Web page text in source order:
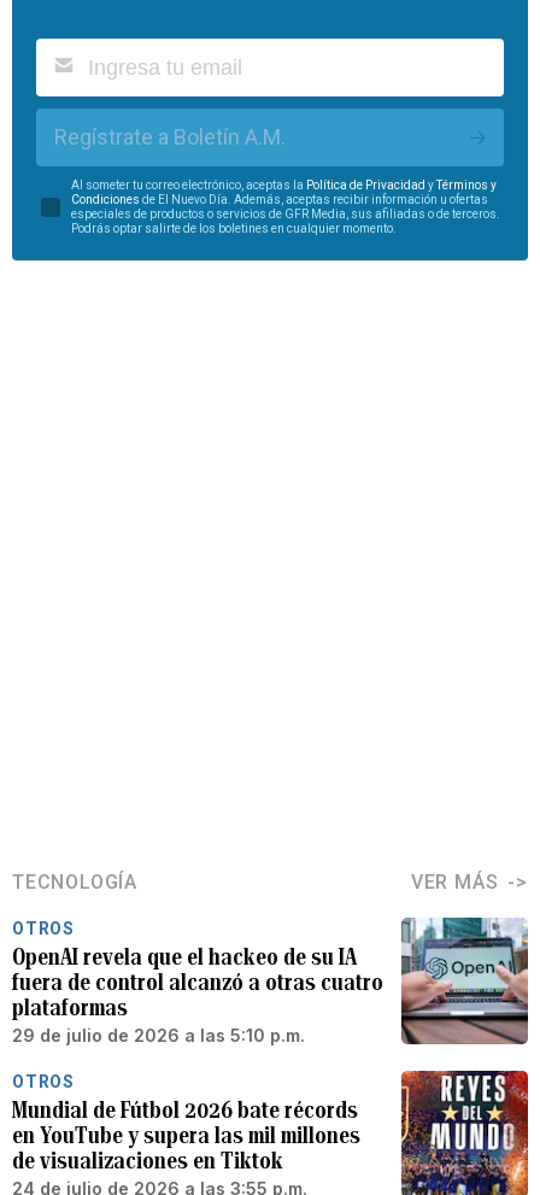
Regístrate a Boletín A.M.
Al someter tu correo electrónico, aceptas la Política de Privacidad yTérminos y
Condiciones de El Nuevo Día. Además, aceptas recibir información u ofertas
especiales de productos o servicios de GFR Media, sus afiliadas o de terceros.
Podrás optar salirte de los boletines en cualquier momento.
TECNOLOGÍA VER MÁS
OTROS
OpenAI revela que el hackeo de su IA
fuera de control alcanzó a otras cuatro
plataformas
29 de julio de 2026 a las 5:10 p.m.
OTROS
Mundial de Fútbol 2026 bate récords
en YouTube y supera las mil millones
de visualizaciones en Tiktok
24 de julio de 2026 a las 3:55 p.m.